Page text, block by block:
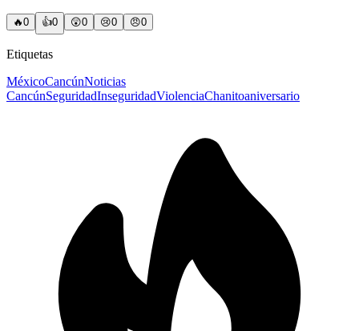
🔥0 👍0 😲0 😢0 😠0
Etiquetas
MéxicoCancúnNoticias
CancúnSeguridadInseguridadViolenciaChanitoaniversario